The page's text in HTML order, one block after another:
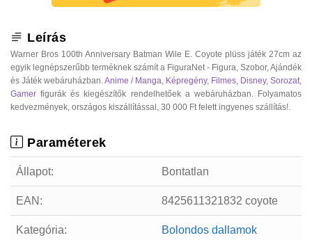
Leírás
Warner Bros 100th Anniversary Batman Wile E. Coyote plüss játék 27cm az
egyik legnépszerűbb terméknek számít a FiguraNet - Figura, Szobor, Ajándék
és Játék webáruházban. Anime / Manga Képregény, Filmes Disney, Sorozat
Gamer figurák és kiegészítők rendelhetőek a webáruházban. Folyamatos
kedvezmények, országos kiszállítással, 30 000 Ft felett ingyenes szállítás!.
Paraméterek
Állapot: Bontatlan
EAN: 8425611321832 coyote
Kategória: Bolondos dallamok